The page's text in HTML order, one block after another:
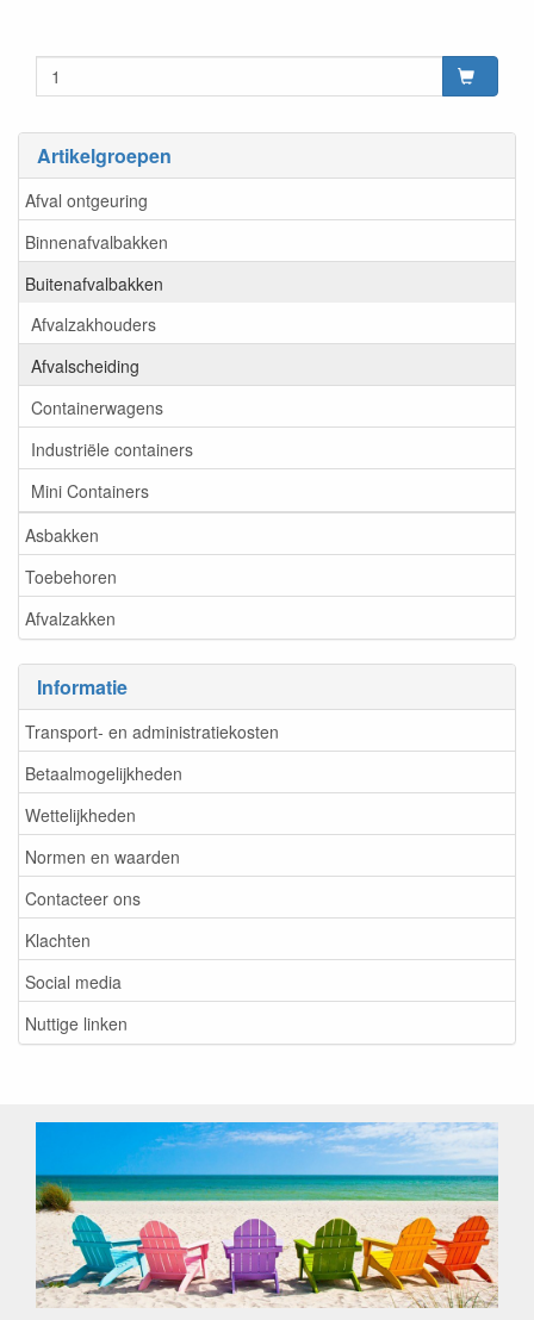
Artikelgroepen
Afval ontgeuring
Binnenafvalbakken
Buitenafvalbakken
Afvalzakhouders
Afvalscheiding
Containerwagens
Industriële containers
Mini Containers
Asbakken
Toebehoren
Afvalzakken
Informatie
Transport- en administratiekosten
Betaalmogelijkheden
Wettelijkheden
Normen en waarden
Contacteer ons
Klachten
Social media
Nuttige linken